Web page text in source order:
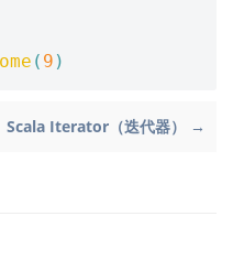
( 9 )
Scala Iterator（迭代器） →